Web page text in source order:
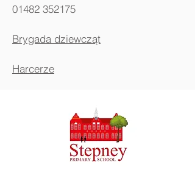
01482 352175
Brygada dziewcząt
Harcerze